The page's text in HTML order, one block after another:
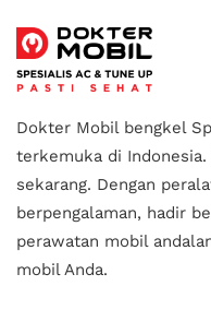
Dokter Mobil bengkel
terkemuka di Indonesia.
sekarang. Dengan
berpengalaman, hadir
perawatan mobil
mobil Anda.